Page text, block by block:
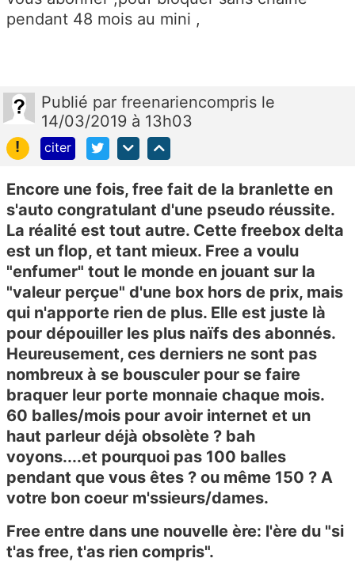
pendant 48 mois au mini ,
Publié par freenariencompris le
14/03/2019 à 13h03
!
citer
Encore une fois, free fait de la branlette en
s'auto congratulant d'une pseudo réussite.
La réalité est tout autre. Cette freebox delta
est un flop, et tant mieux. Free a voulu
"enfumer" tout le monde en jouant sur la
"valeur perçue" d'une box hors de prix, mais
qui n'apporte rien de plus. Elle est juste là
pour dépouiller les plus naïfs des abonnés.
Heureusement, ces derniers ne sont pas
nombreux à se bousculer pour se faire
braquer leur porte monnaie chaque mois.
60 balles/mois pour avoir internet et un
haut parleur déjà obsolète ? bah
voyons....et pourquoi pas 100 balles
pendant que vous êtes ? ou même 150 ? A
votre bon coeur m'ssieurs/dames.
Free entre dans une nouvelle ère: l'ère du "si
t'as free, t'as rien compris".